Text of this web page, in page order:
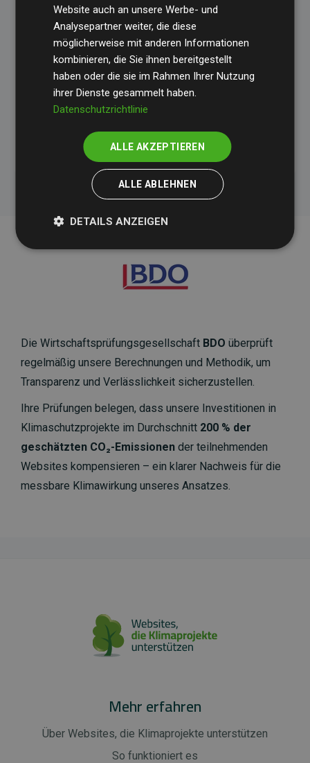
Klimawirkung und Transparenz. Weitere
Informationen zu den einzelnen Projekten finden
Sie hier.
Initiative Websites, die Klimaprojekte unterstützen
Die Wirtschaftsprüfungsgesellschaft BDO überprüft
regelmäßig unsere Berechnungen und Methodik, um
Transparenz und Verlässlichkeit sicherzustellen.
Ihre Prüfungen belegen, dass unsere Investitionen in
Klimaschutzprojekte im Durchschnitt 200 % der
geschätzten CO₂-Emissionen der teilnehmenden
Websites kompensieren – ein klarer Nachweis für die
messbare Klimawirkung unseres Ansatzes.
Mehr erfahren
Über Websites, die Klimaprojekte unterstützen
So funktioniert es
Website auch an unsere Werbe- und
Analysepartner weiter, die diese
möglicherweise mit anderen Informationen
kombinieren, die Sie ihnen bereitgestellt
haben oder die sie im Rahmen Ihrer Nutzung
ihrer Dienste gesammelt haben.
Datenschutzrichtlinie
ALLE AKZEPTIEREN
ALLE ABLEHNEN
DETAILS ANZEIGEN